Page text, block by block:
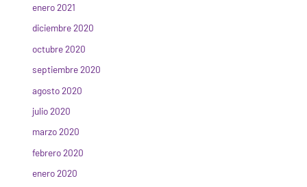
enero 2021
diciembre 2020
octubre 2020
septiembre 2020
agosto 2020
julio 2020
marzo 2020
febrero 2020
enero 2020